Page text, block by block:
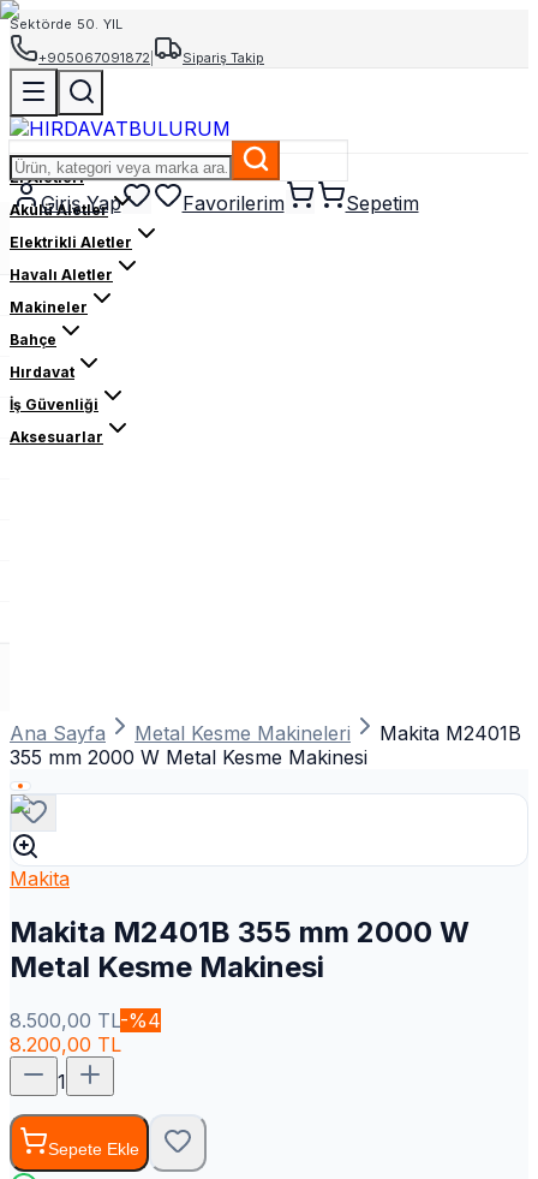
Sektörde 50. YIL
+905067091872
Sipariş Takip
Giriş Yap Favorilerim Sepetim
El Aletleri
Akülü Aletler
Elektrikli Aletler
Havalı Aletler
Makineler
Bahçe
Hırdavat
İş Güvenliği
Aksesuarlar
Ana Sayfa Metal Kesme Makineleri
Makita M2401B
355 mm 2000 W Metal Kesme Makinesi
Makita
Makita M2401B 355 mm 2000 W
Metal Kesme Makinesi
8.500,00 TL-%4
8.200,00 TL
1
Sepete Ekle